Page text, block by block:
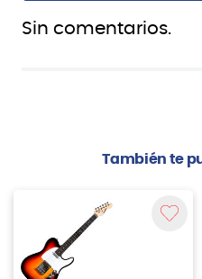
Sin comentarios.
También te